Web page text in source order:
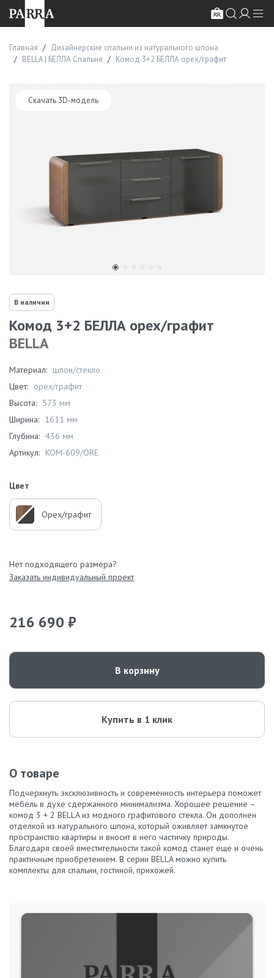
Главная
Дизайнерские спальни из натурального шпона
BELLA | БЕЛЛА Спальня
Комод 3+2 БЕЛЛА орех/графит
Скачать 3D-модель
В наличии
Комод 3+2 БЕЛЛА орех/графит
BELLA
Материал: шпон/стекло
Цвет: орех/графит
Высота: 573 мм
Ширина: 1611 мм
Глубина: 436 мм
Артикул: KOM-609/ORE
Цвет
Орех/графит
Нет подходящего размера?
Заказать индивидуальный проект
216 690 ₽
В корзину
Купить в 1 клик
О товаре
Подчеркнуть эксклюзивность и современность интерьера поможет
мебель в духе сдержанного минимализма. Хорошее решение –
комод 3 + 2 BELLA из модного графитового стекла. Он дополнен
отделкой из натурального шпона, который оживляет замкнутое
пространство квартиры и вносит в него частичку природы.
Благодаря своей вместительности такой комод станет еще и очень
практичным приобретением. В серии BELLA можно купить
комплекты для спальни, гостиной, прихожей.